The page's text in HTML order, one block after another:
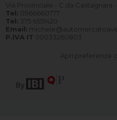
Via Provinciale - C.da Castagnara
Tel: 0966660777
Tel: 375 6551420
Email:
P.IVA IT 00033260803
Apri preferenze